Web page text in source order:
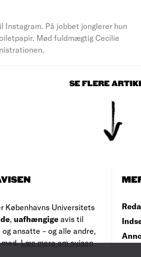
På jobbet jonglerer hun
Mød fuldmægtig Cecilie
SE FLERE
Københavns Universitets
, uafhængige avis til
ansatte – og alle andre,
med.Læs mere om avisen